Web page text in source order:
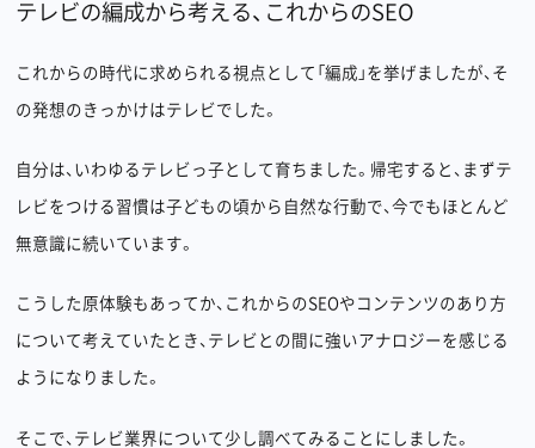
テレビの編成から考える、これからのSEO
これからの時代に求められる視点として「編成」を挙げましたが、そ
の発想のきっかけはテレビでした。
自分は、いわゆるテレビっ子として育ちました。帰宅すると、まずテ
レビをつける習慣は子どもの頃から自然な行動で、今でもほとんど
無意識に続いています。
こうした原体験もあってか、これからのSEOやコンテンツのあり方
について考えていたとき、テレビとの間に強いアナロジーを感じる
ようになりました。
そこで、テレビ業界について少し調べてみることにしました。